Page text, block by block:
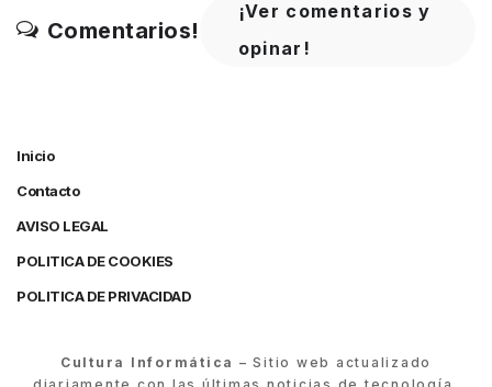
Comentarios!
¡Ver comentarios y
opinar!
Inicio
Contacto
AVISO LEGAL
POLITICA DE COOKIES
POLITICA DE PRIVACIDAD
Cultura Informática – Sitio web actualizado